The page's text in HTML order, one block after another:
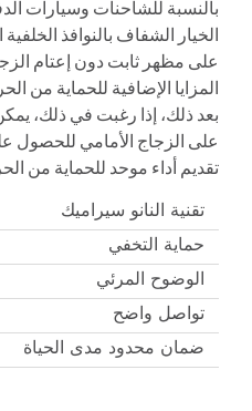
بالنسبة للشاحنات وسيارات
الخيار الشفاف بالنوافذ
على مظهر ثابت دون إعتام
المزايا الإضافية للحماية من
بعد ذلك، إذا رغبت في ذلك،
على الزجاج الأمامي
تقديم أداء موحد للحماية من
تقنية النانو سيراميك
حماية التخفي
الوضوح المرئي
تواصل واضح
ضمان محدود مدى الحياة